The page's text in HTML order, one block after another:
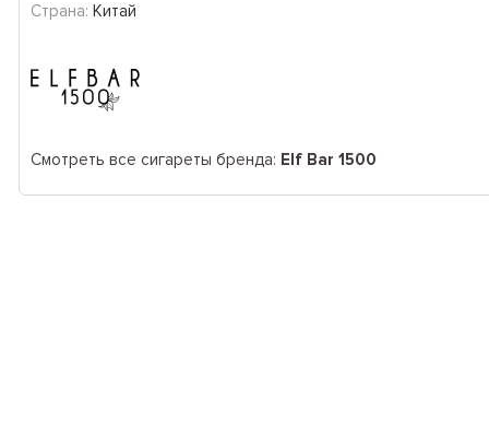
Страна: Китай
Смотреть все сигареты бренда: Elf Bar 1500